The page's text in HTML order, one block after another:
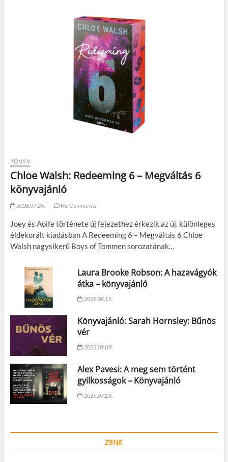
KÖNYV
Chloe Walsh: Redeeming 6 – Megváltás 6
könyvajánló
2026.07.24. No Comments
Joey és Aoife története új fejezethez érkezik az új, különleges
éldekorált kiadásban A Redeeming 6 – Megváltás 6 Chloe
Walsh nagysikerű Boys of Tommen sorozatának…
Laura Brooke Robson: A hazavágyók
átka – könyvajánló
2026.06.15.
Könyvajánló: Sarah Hornsley: Bűnös
vér
2025.09.09.
Alex Pavesi: A meg sem történt
gyilkosságok – Könyvajánló
2025.07.28.
ZENE